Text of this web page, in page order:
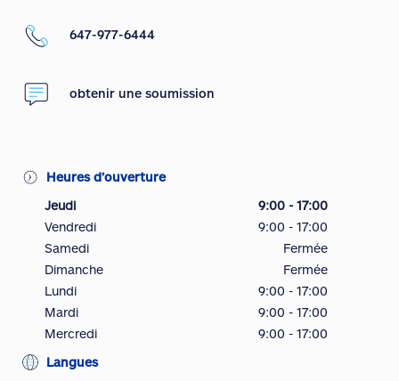
647-977-6444
obtenir une soumission
Heures d’ouverture
Jeudi
9:00 - 17:00
Vendredi
9:00 - 17:00
Samedi
Fermée
Dimanche
Fermée
Lundi
9:00 - 17:00
Mardi
9:00 - 17:00
Mercredi
9:00 - 17:00
Langues